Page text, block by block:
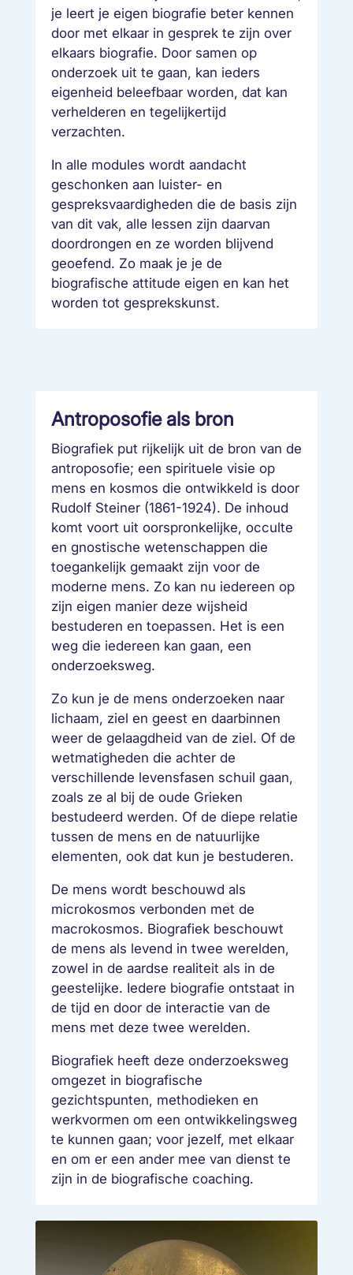
je leert je eigen biografie beter kennen
door met elkaar in gesprek te zijn over
elkaars biografie. Door samen op
onderzoek uit te gaan, kan ieders
eigenheid beleefbaar worden, dat kan
verhelderen en tegelijkertijd
verzachten.
In alle modules wordt aandacht
geschonken aan luister- en
gespreksvaardigheden die de basis zijn
van dit vak, alle lessen zijn daarvan
doordrongen en ze worden blijvend
geoefend. Zo maak je je de
biografische attitude eigen en kan het
worden tot gesprekskunst.
Antroposofie als bron
Biografiek put rijkelijk uit de bron van de
antroposofie; een spirituele visie op
mens en kosmos die ontwikkeld is door
Rudolf Steiner (1861-1924). De inhoud
komt voort uit oorspronkelijke, occulte
en gnostische wetenschappen die
toegankelijk gemaakt zijn voor de
moderne mens. Zo kan nu iedereen op
zijn eigen manier deze wijsheid
bestuderen en toepassen. Het is een
weg die iedereen kan gaan, een
onderzoeksweg.
Zo kun je de mens onderzoeken naar
lichaam, ziel en geest en daarbinnen
weer de gelaagdheid van de ziel. Of de
wetmatigheden die achter de
verschillende levensfasen schuil gaan,
zoals ze al bij de oude Grieken
bestudeerd werden. Of de diepe relatie
tussen de mens en de natuurlijke
elementen, ook dat kun je bestuderen.
De mens wordt beschouwd als
microkosmos verbonden met de
macrokosmos. Biografiek beschouwt
de mens als levend in twee werelden,
zowel in de aardse realiteit als in de
geestelijke. Iedere biografie ontstaat in
de tijd en door de interactie van de
mens met deze twee werelden.
Biografiek heeft deze onderzoeksweg
omgezet in biografische
gezichtspunten, methodieken en
werkvormen om een ontwikkelingsweg
te kunnen gaan; voor jezelf, met elkaar
en om er een ander mee van dienst te
zijn in de biografische coaching.